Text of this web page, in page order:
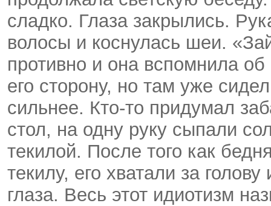
сладко. Глаза закрылись.
волосы и коснулась шеи.
противно и она вспомнила
его сторону, но там уже
сильнее. Кто-то придумал
стол, на одну руку сыпали
текилой. После того как
текилу, его хватали за
глаза. Весь этот идиотизм